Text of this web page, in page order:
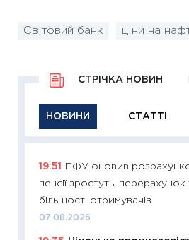
Світовий банк ціни на
НОВИНИ СТАТТІ
СТРІЧКА НОВИН
19:51
ПФУ оновив
пенсії зростуть,
більшості отримувачів
07.08.2026